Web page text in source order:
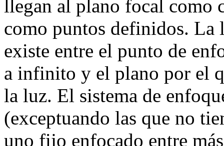
llegan al plano focal como
como puntos definidos. La
existe entre el punto de
a infinito y el plano por el
la luz. El sistema de
(exceptuando las que no
uno fijo enfocado entre